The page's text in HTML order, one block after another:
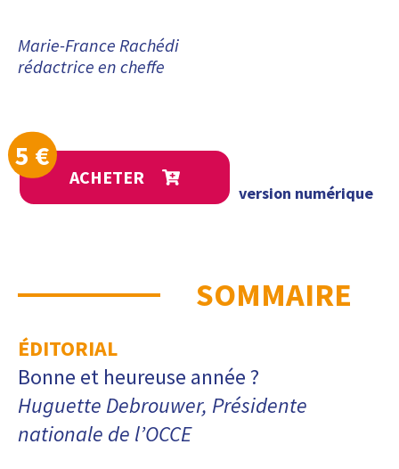
Marie-France Rachédi
rédactrice en cheffe
5 €
ACHETER
version numérique
SOMMAIRE
ÉDITORIAL
Bonne et heureuse année ?
Huguette Debrouwer, Présidente
nationale de l’OCCE